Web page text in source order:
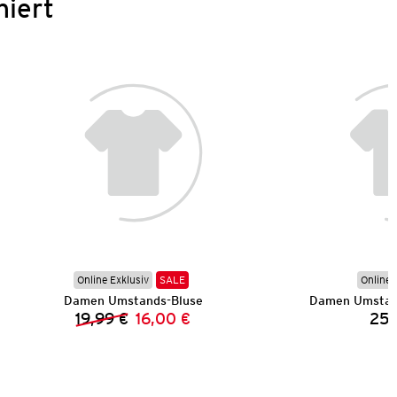
Online Exklusiv SALE
Damen Umstands-Bluse
Vorheriger Preis:
19,99 € Neuer Preis:
16,00 €
Online
Damen